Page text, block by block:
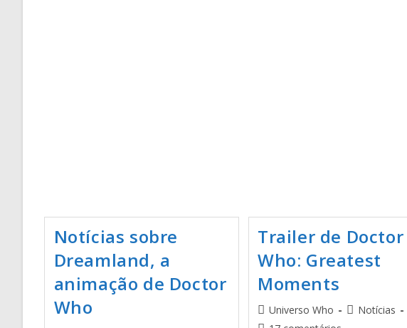
Notícias sobre
Dreamland, a
animação de Doctor
Who
Trailer de Doctor
Who: Greatest
Moments
Universo Who
Notícias